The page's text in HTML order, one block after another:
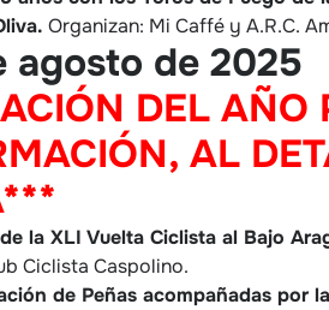
Organizan: Mi Caffé y A.R.C.
agosto de 2025
DEL AÑO
AL
la XLI Vuelta Ciclista al Bajo
Ciclista Caspolino.
de Peñas acompañadas por